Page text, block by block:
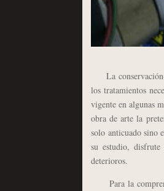
La conservación-
los tratamientos
vigente en algunas
obra de arte la
solo anticuado sino
su estudio,
deterioros.
Para la